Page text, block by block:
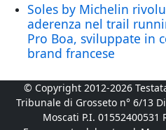
Soles by Michelin
aderenza nel trail
Pro Boa, sviluppate in
brand francese
© Copyright 2012-2026
Tribunale di Grosseto n° 6/13
Moscati P.I. 01552400531